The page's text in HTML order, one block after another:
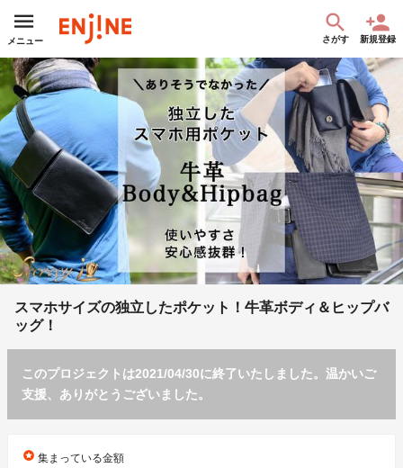
メニュー さがす 新規登録
スマホサイズの独立したポケット！牛革ボディ＆ヒップバ
ッグ！
このプロジェクトは2021/04/30に終了いたしました。温かいご
支援、ありがとうございました。
stars 集まっている金額